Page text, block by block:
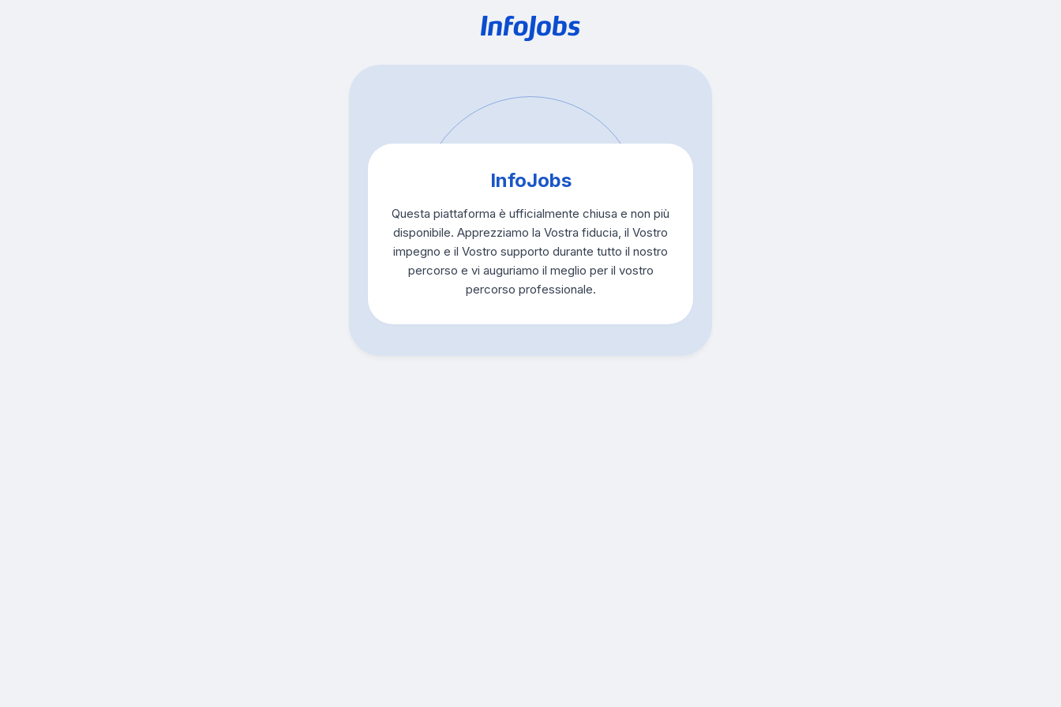
InfoJobs
Questa piattaforma è ufficialmente chiusa e non più
disponibile. Apprezziamo la Vostra fiducia, il Vostro
impegno e il Vostro supporto durante tutto il nostro
percorso e vi auguriamo il meglio per il vostro
percorso professionale.